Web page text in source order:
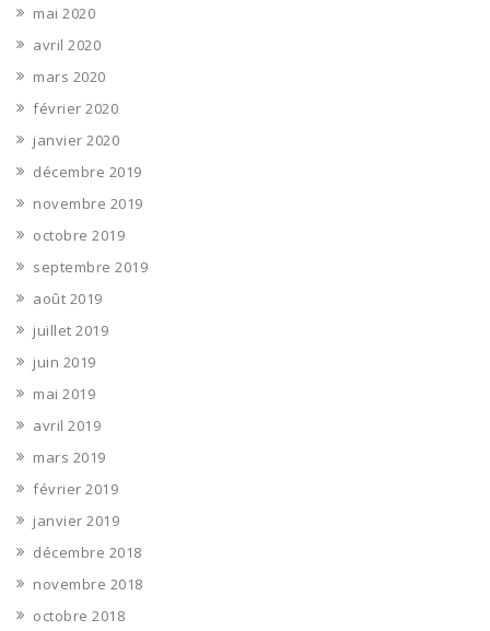
mai 2020
avril 2020
mars 2020
février 2020
janvier 2020
décembre 2019
novembre 2019
octobre 2019
septembre 2019
août 2019
juillet 2019
juin 2019
mai 2019
avril 2019
mars 2019
février 2019
janvier 2019
décembre 2018
novembre 2018
octobre 2018